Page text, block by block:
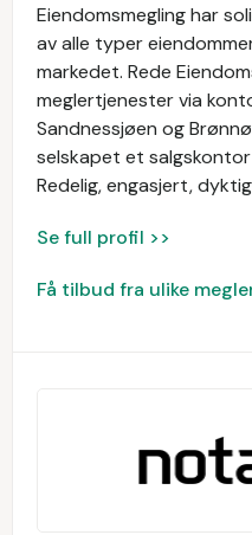
Eiendomsmegling har
av alle typer
markedet. Rede
meglertjenester via
Sandnessjøen og
selskapet et
Redelig, engasjert,
Se full profil >>
Få tilbud fra ulike